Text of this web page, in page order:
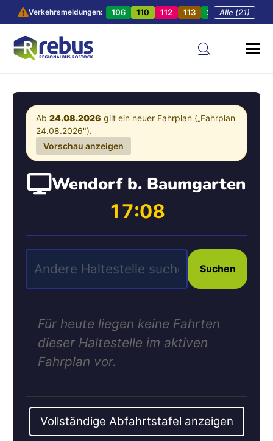
Verkehrsmeldungen: 106 110 112 113 201 202
Alle (21)
Ab 24.08.2026 gilt ein neuer Fahrplan („Fahrplan
24.08.2026").
Vorschau anzeigen
Wendorf b. Baumgarten
17:08
Suchen
Für heute liegen keine Fahrten
dieser Haltestelle im aktiven
Fahrplan vor.
Vollständige Abfahrtstafel anzeigen